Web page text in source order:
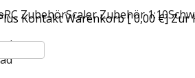
RC ZubehörScaler Zubehör 1:10
KontaktWarenkorb [ 0,00 €]Zur